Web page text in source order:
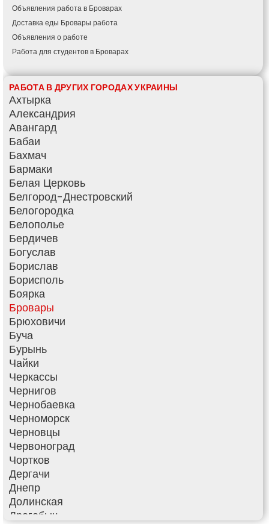
Объявления работа в Броварах
Доставка еды Бровары работа
Объявления о работе
Работа для студентов в Броварах
РАБОТА В ДРУГИХ ГОРОДАХ УКРАИНЫ
Ахтырка
Александрия
Авангард
Бабаи
Бахмач
Бармаки
Белая Церковь
Белгород-Днестровский
Белогородка
Белополье
Бердичев
Богуслав
Борислав
Борисполь
Боярка
Бровары
Брюховичи
Буча
Бурынь
Чайки
Черкассы
Чернигов
Чернобаевка
Черноморск
Черновцы
Червоноград
Чортков
Дергачи
Днепр
Долинская
Дрогобыч